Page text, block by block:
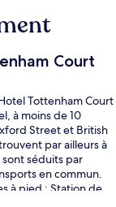
Court
Tottenham Court
à moins de 10
Street et British
par ailleurs à
sont séduits par
en commun.
à pied : Station de